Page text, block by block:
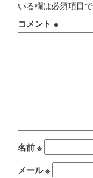
ゲ
ー
いる欄は必須項目
コメント ※
名前 ※
メール※